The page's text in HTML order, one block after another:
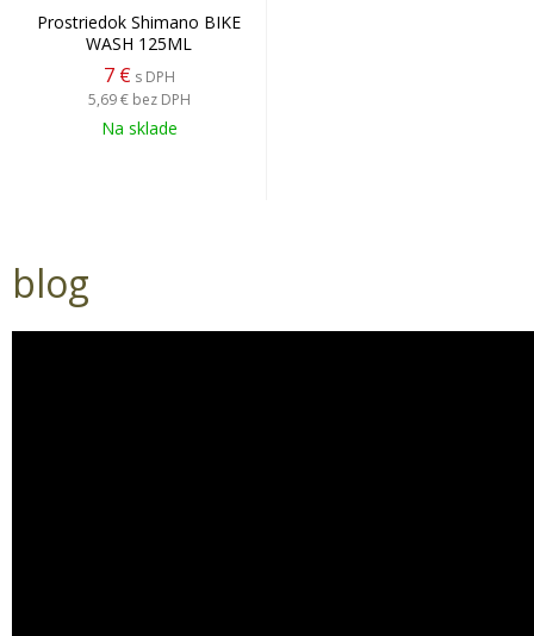
Prostriedok Shimano BIKE
WASH 125ML
7 € s DPH
5,69 € bez DPH
Na sklade
blog